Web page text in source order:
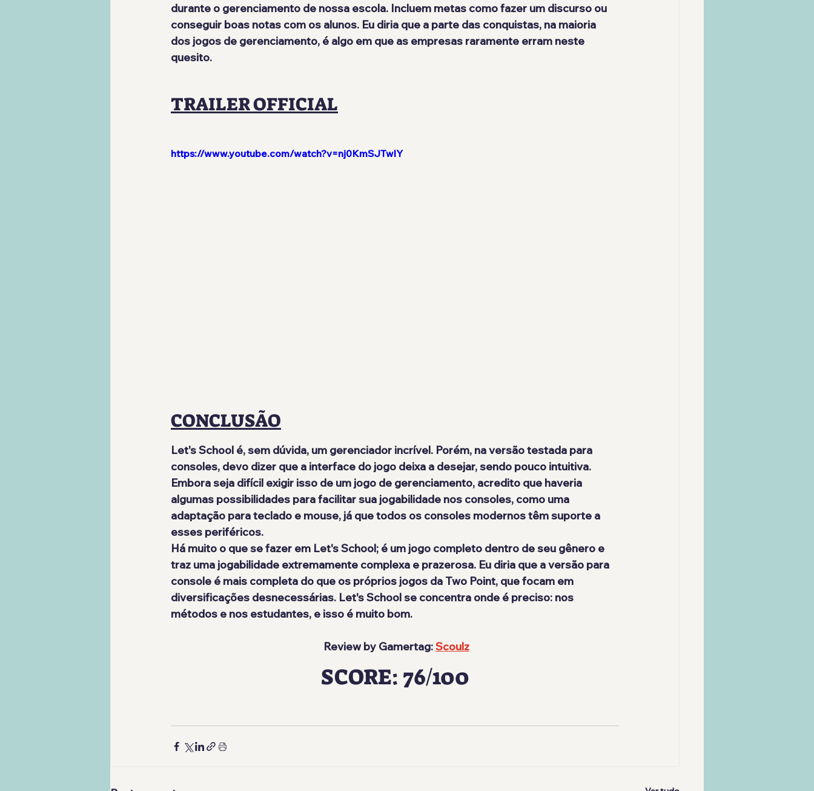
durante o gerenciamento de nossa escola. Incluem metas como fazer um discurso ou
conseguir boas notas com os alunos. Eu diria que a parte das conquistas, na maioria
dos jogos de gerenciamento, é algo em que as empresas raramente erram neste
quesito.
TRAILER OFFICIAL
https://www.youtube.com/watch?v=nj0KmSJTwlY
CONCLUSÃO
Let's School é, sem dúvida, um gerenciador incrível. Porém, na versão testada para
consoles, devo dizer que a interface do jogo deixa a desejar, sendo pouco intuitiva.
Embora seja difícil exigir isso de um jogo de gerenciamento, acredito que haveria
algumas possibilidades para facilitar sua jogabilidade nos consoles, como uma
adaptação para teclado e mouse, já que todos os consoles modernos têm suporte a
esses periféricos.
Há muito o que se fazer em Let's School; é um jogo completo dentro de seu gênero e
traz uma jogabilidade extremamente complexa e prazerosa. Eu diria que a versão para
console é mais completa do que os próprios jogos da Two Point, que focam em
diversificações desnecessárias. Let's School se concentra onde é preciso: nos
métodos e nos estudantes, e isso é muito bom.
Review by Gamertag: Scoulz
SCORE: 76/100